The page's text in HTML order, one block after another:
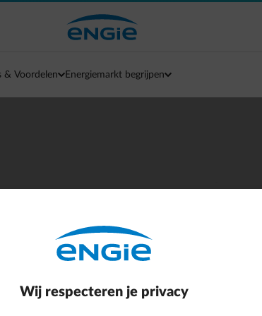
& Voordelen Energiemarkt begrijpen
geef je
Wij respecteren je privacy